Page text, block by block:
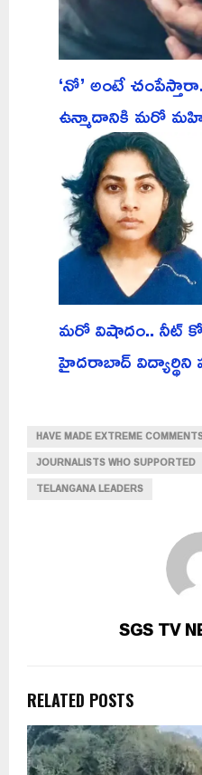
‘నో’ అంటే
ఉన్మాదానికి మరో
మరో విషాదం.. నీట్
హైదరాబాద్ విద్యార్థిని
HAVE MADE EXTREME
JOURNALISTS WHO SUPPORTED
TELANGANA LEADERS
SGS TV
RELATED POSTS